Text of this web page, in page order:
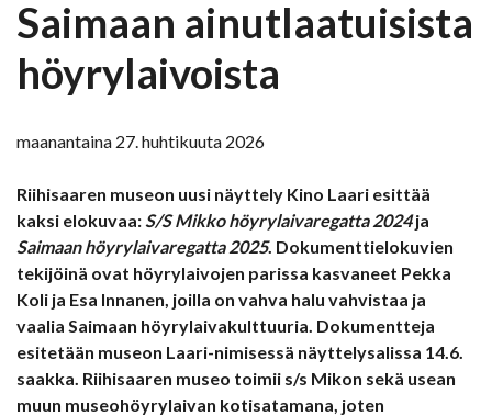
Saimaan ainutlaatuisista
höyrylaivoista
maanantaina 27. huhtikuuta 2026
Riihisaaren museon uusi näyttely Kino Laari esittää
kaksi elokuvaa:S/S Mikko höyrylaivaregatta 2024 ja
Saimaan höyrylaivaregatta 2025. Dokumenttielokuvien
tekijöinä ovat höyrylaivojen parissa kasvaneet Pekka
Koli ja Esa Innanen, joilla on vahva halu vahvistaa ja
vaalia Saimaan höyrylaivakulttuuria. Dokumentteja
esitetään museon Laari-nimisessä näyttelysalissa 14.6.
saakka. Riihisaaren museo toimii s/s Mikon sekä usean
muun museohöyrylaivan kotisatamana, joten